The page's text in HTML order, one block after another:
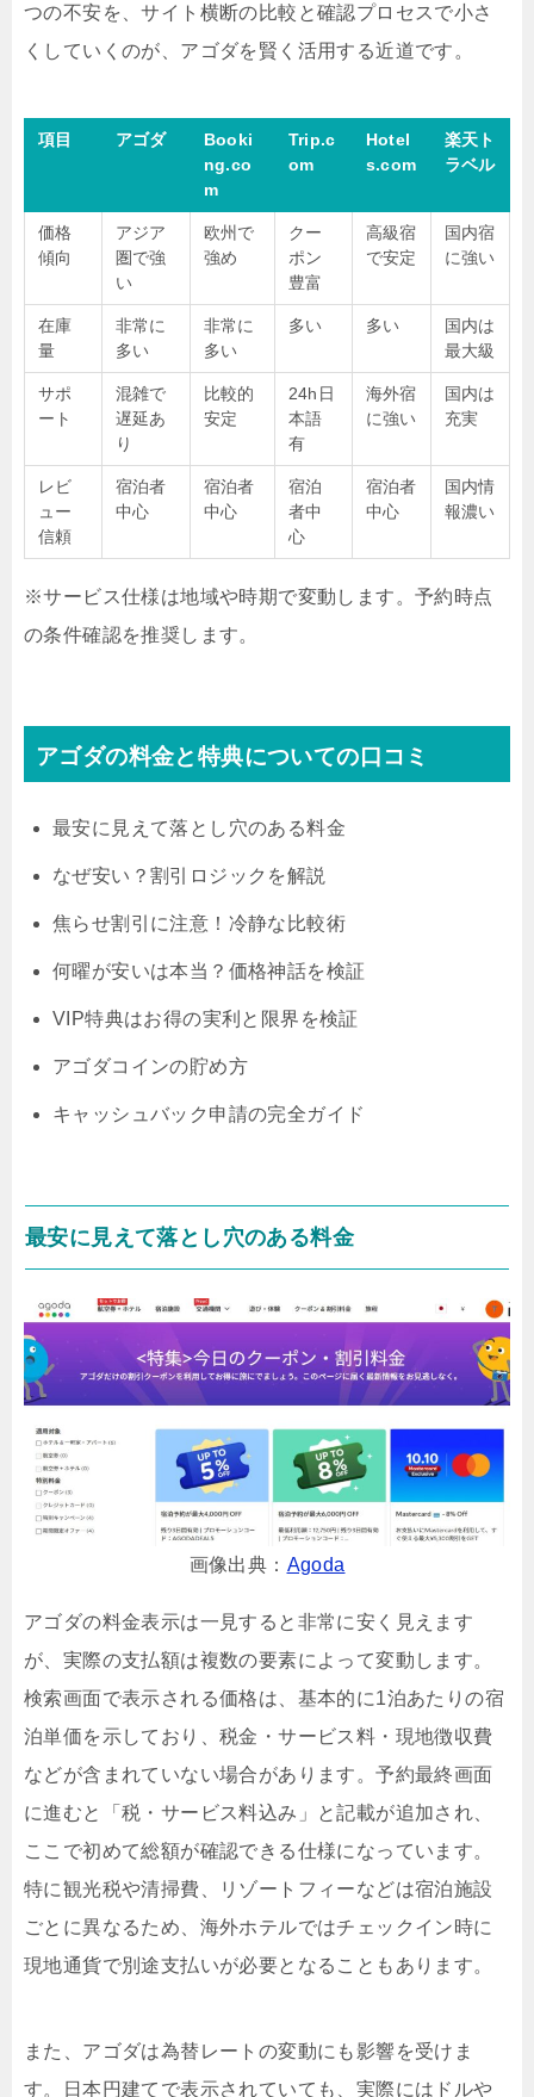
つの不安を、サイト横断の比較と確認プロセスで小さ
くしていくのが、アゴダを賢く活用する近道です。
項目 アゴダ
Booki
ng.co
m
Trip.c
om
Hotel
s.com
楽天ト
ラベル
価格
傾向
アジア
圏で強
い
欧州で
強め
クー
ポン
豊富
高級宿
で安定
国内宿
に強い
在庫
量
非常に
多い
非常に
多い
多い 多い
国内は
最大級
サポ
ート
混雑で
遅延あ
り
比較的
安定
24h日
本語
有
海外宿
に強い
国内は
充実
レビ
ュー
信頼
宿泊者
中心
宿泊者
中心
宿泊
者中
心
宿泊者
中心
国内情
報濃い
※サービス仕様は地域や時期で変動します。予約時点
の条件確認を推奨します。
アゴダの料金と特典についての口コミ
最安に見えて落とし穴のある料金
なぜ安い？割引ロジックを解説
焦らせ割引に注意！冷静な比較術
何曜が安いは本当？価格神話を検証
VIP特典はお得の実利と限界を検証
アゴダコインの貯め方
キャッシュバック申請の完全ガイド
最安に見えて落とし穴のある料金
画像出典： Agoda
アゴダの料金表示は一見すると非常に安く見えます
が、実際の支払額は複数の要素によって変動します。
検索画面で表示される価格は、基本的に1泊あたりの宿
泊単価を示しており、税金・サービス料・現地徴収費
などが含まれていない場合があります。予約最終画面
に進むと「税・サービス料込み」と記載が追加され、
ここで初めて総額が確認できる仕様になっています。
特に観光税や清掃費、リゾートフィーなどは宿泊施設
ごとに異なるため、海外ホテルではチェックイン時に
現地通貨で別途支払いが必要となることもあります。
また、アゴダは為替レートの変動にも影響を受けま
す。日本円建てで表示されていても、実際にはドルや